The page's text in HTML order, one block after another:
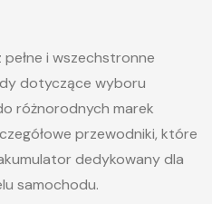
i wszechstronne
dotyczące wyboru
różnorodnych marek
przewodniki, które
dedykowany dla
samochodu.